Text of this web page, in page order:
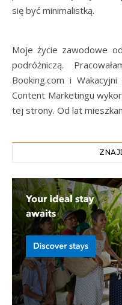
się być minimalistką.
Moje życie zawodowe
podróżniczą.
Booking.com i
Content Marketingu
tej strony. Od lat